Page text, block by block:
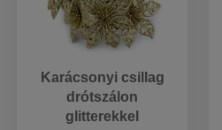
Karácsonyi csillag
drótszálon
glitterekkel